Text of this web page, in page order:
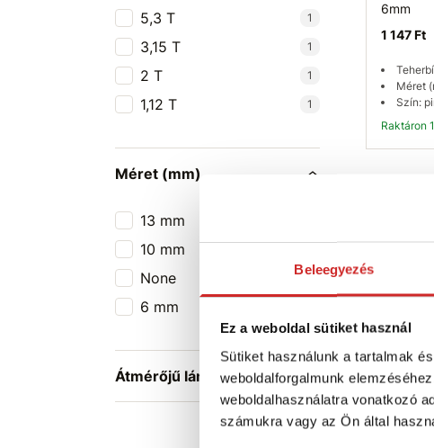
Beleegyezés
Ez a weboldal sütiket használ
Sütiket használunk a tartalmak
weboldalforgalmunk
weboldalhasználatra vonatkozó
számukra vagy az Ön által
5,3 T 1
3,15 T 1
2 T 1
1,12 T 1
Méret (mm)
13 mm
10 mm
None 1
6 mm
Átmérőjű láncra
6mm
1 147 Ft
Méret
Szín:
Raktáron